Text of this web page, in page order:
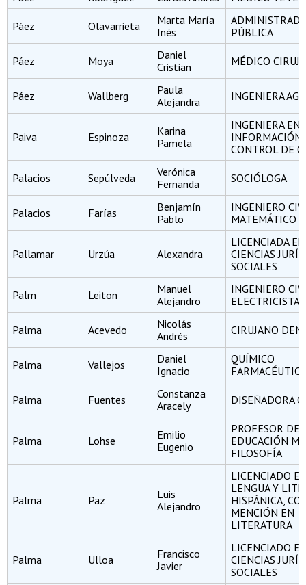
Páez Olavarrieta
Marta María
Inés
PÚBLICA
Páez Moya
Daniel
Cristian
MÉDICO
Páez Wallberg
Paula
Alejandra
INGENIERA
Paiva Espinoza
Karina
Pamela
INGENIERA EN
INFORMACIÓN
CONTROL DE
Palacios Sepúlveda
Verónica
Fernanda
SOCIÓLOGA
Palacios Farías
Benjamín
Pablo
INGENIERO
MATEMÁTICO
Pallamar Urzúa Alexandra
LICENCIADA EN
CIENCIAS
SOCIALES
Palm Leiton
Manuel
Alejandro
INGENIERO
ELECTRICISTA
Palma Acevedo
Nicolás
Andrés
CIRUJANO
Palma Vallejos
Daniel
Ignacio
QUÍMICO
Palma Fuentes
Constanza
Aracely
DISEÑADORA
Palma Lohse
Emilio
Eugenio
PROFESOR DE
EDUCACIÓN
FILOSOFÍA
Palma Paz
Luis
Alejandro
LICENCIADO
LENGUA Y
HISPÁNICA,
MENCIÓN EN
LITERATURA
Palma Ulloa
Francisco
Javier
LICENCIADO
CIENCIAS
SOCIALES